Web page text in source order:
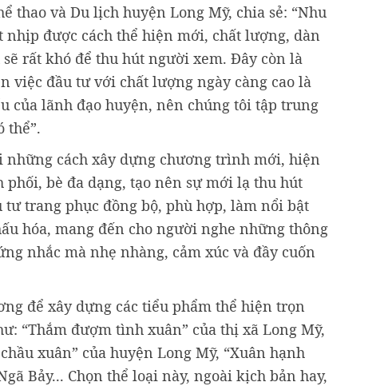
thao và Du lịch huyện Long Mỹ, chia sẻ: “Nhu
được cách thể hiện mới, chất lượng, dàn
rất khó để thu hút người xem. Đây còn là
việc đầu tư với chất lượng ngày càng cao là
của lãnh đạo huyện, nên chúng tôi tập trung
thể”.
những cách xây dựng chương trình mới, hiện
bè đa dạng, tạo nên sự mới lạ thu hút
trang phục đồng bộ, phù hợp, làm nổi bật
hóa, mang đến cho người nghe những thông
nhắc mà nhẹ nhàng, cảm xúc và đầy cuốn
để xây dựng các tiểu phẩm thể hiện trọn
“Thắm đượm tình xuân” của thị xã Long Mỹ,
xuân” của huyện Long Mỹ, “Xuân hạnh
Bảy... Chọn thể loại này, ngoài kịch bản hay,